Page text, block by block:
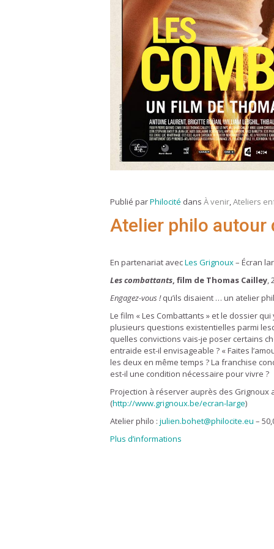
Publié parPhilocité dans À venir, Ateliers
Atelier philo autour
En partenariat avecLes Grignoux– Écran
Les combattants, film de Thomas Cailley,
Engagez-vous !qu’ils disaient … un atelier
Le film « Les Combattants » et le dossier
plusieurs questions existentielles parmi
quelles convictions vais-je poser certains
entraide est-il envisageable ? « Faites
les deux en même temps ? La franchise
est-il une condition nécessaire pour vivre ?
Projection à réserver auprès des
(http://www.grignoux.be/ecran-large)
Atelier philo : julien.bohet@philocite.eu –
Plus d’informations